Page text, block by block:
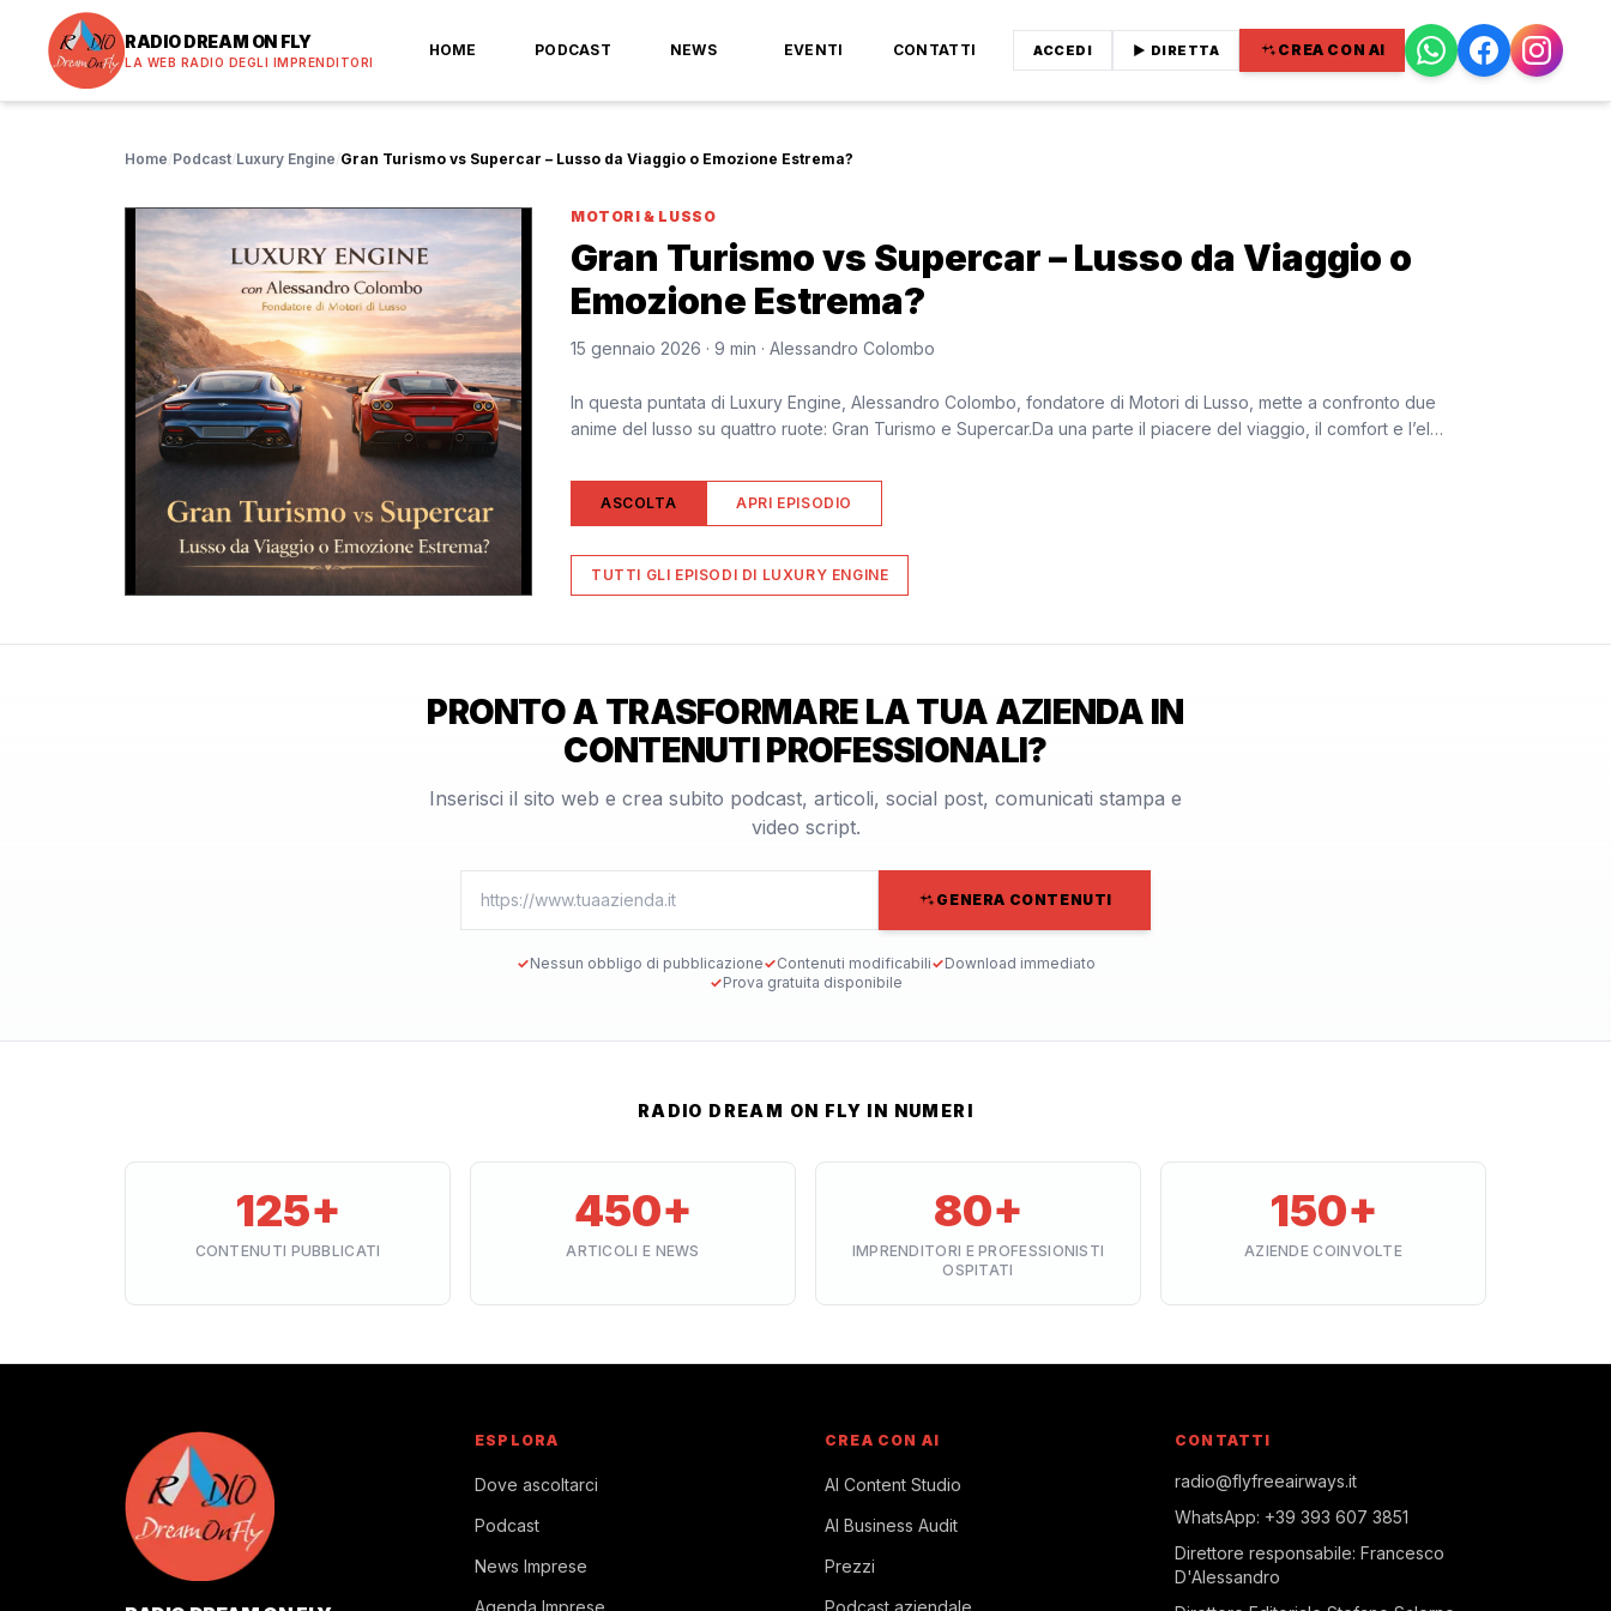
RADIO DREAM ON FLY
LA WEB RADIO DEGLI IMPRENDITORI
HOME PODCAST NEWS EVENTI CONTATTI ACCEDI ▶ DIRETTA CREA CON AI
Home /Podcast/Luxury Engine /Gran Turismo vs Supercar – Lusso da Viaggio o Emozione Estrema?
MOTORI & LUSSO
Gran Turismo vs Supercar – Lusso da Viaggio o
Emozione Estrema?
15 gennaio 2026 · 9 min · Alessandro Colombo
In questa puntata di Luxury Engine, Alessandro Colombo, fondatore di Motori di Lusso, mette a confronto due
anime del lusso su quattro ruote: Gran Turismo e Supercar.Da una parte il piacere del viaggio, il comfort e l’el…
ASCOLTA APRI EPISODIO
TUTTI GLI EPISODI DI LUXURY ENGINE
PRONTO A TRASFORMARE LA TUA AZIENDA IN
CONTENUTI PROFESSIONALI?
Inserisci il sito web e crea subito podcast, articoli, social post, comunicati stampa e
video script.
GENERA CONTENUTI
✓Nessun obbligo di pubblicazione✓Contenuti modificabili✓Download immediato
✓Prova gratuita disponibile
RADIO DREAM ON FLY IN NUMERI
125+
CONTENUTI PUBBLICATI
450+
ARTICOLI E NEWS
80+
IMPRENDITORI E PROFESSIONISTI
OSPITATI
150+
AZIENDE COINVOLTE
ESPLORA
Dove ascoltarci
Podcast
News Imprese
Agenda Imprese
CREA CON AI
AI Content Studio
AI Business Audit
Prezzi
Podcast aziendale
CONTATTI
radio@flyfreeairways.it
WhatsApp: +39 393 607 3851
Direttore responsabile: Francesco
D'Alessandro